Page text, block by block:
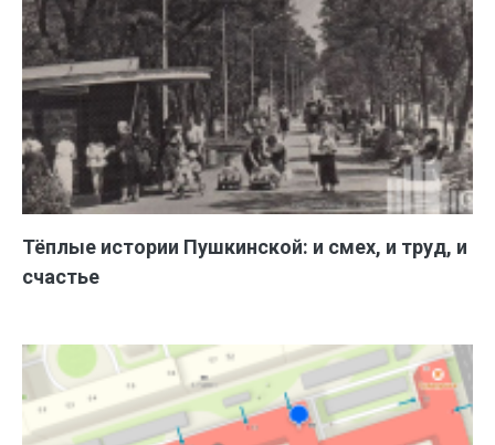
Тёплые истории Пушкинской: и смех, и труд, и
счастье